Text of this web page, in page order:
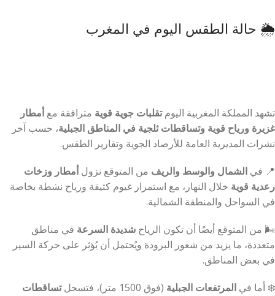
🌦️ حالة الطقس اليوم في المغرب
تشهد المملكة المغربية اليومتقلبات جوية قوية مترافقة معأمطار
غزيرة ورياح قوية وتساقطات ثلجية في المناطق الجبلية، حسب آخر
نشرات المديرية العامة للأرصاد الجوية وتقارير الطقس.
📍 في الشمال والوسط والريف من المتوقع نزولأمطار وزخات
رعدية قوية خلال النهار، مع استمرار غيوم كثيفة ورياح نشطة بخاصة
في السواحل والمنطقة الشمالية.
🌬️ من المتوقع أيضًا أن تكون الرياح شديدة السرعة في مناطق
متعددة، ما يزيد من شعور البرودة ويُحتمل أن يُؤثر على حركة السير
في بعض المناطق.
❄️ أما في المرتفعات الجبلية (فوق 1500 متر)، فتسجل
تساقطات